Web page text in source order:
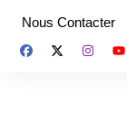
contenu
Nous Contacter